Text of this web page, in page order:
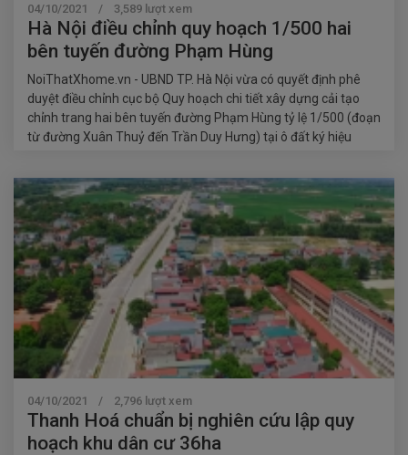
04/10/2021 / 3,589 lượt xem
Hà Nội điều chỉnh quy hoạch 1/500 hai
bên tuyến đường Phạm Hùng
NoiThatXhome.vn - UBND TP. Hà Nội vừa có quyết định phê
duyệt điều chỉnh cục bộ Quy hoạch chi tiết xây dựng cải tạo
chỉnh trang hai bên tuyến đường Phạm Hùng tỷ lệ 1/500 (đoạn
từ đường Xuân Thuỷ đến Trần Duy Hưng) tại ô đất ký hiệu
04/10/2021 / 2,796 lượt xem
Thanh Hoá chuẩn bị nghiên cứu lập quy
hoạch khu dân cư 36ha